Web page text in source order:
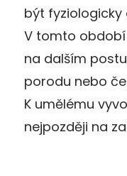
být fyziologicky
V tomto
na dalším
porodu nebo
K umělému
nejpozději na